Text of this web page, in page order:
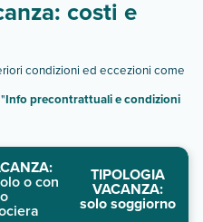
costi e
condizioni ed eccezioni come
Info precontrattuali e condizioni
o con TIPOLOGIA
VACANZA:
solo soggiorno